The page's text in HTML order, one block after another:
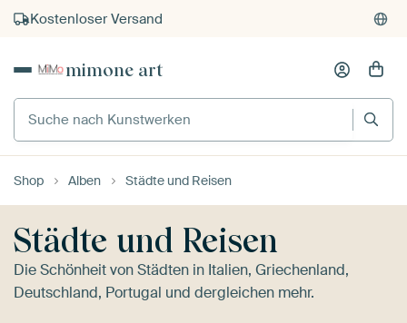
Kostenloser Versand
mimone art
Suche nach Kunstwerken
Shop Alben Städte und Reisen
Städte und Reisen
Die Schönheit von Städten in Italien, Griechenland,
Deutschland, Portugal und dergleichen mehr.